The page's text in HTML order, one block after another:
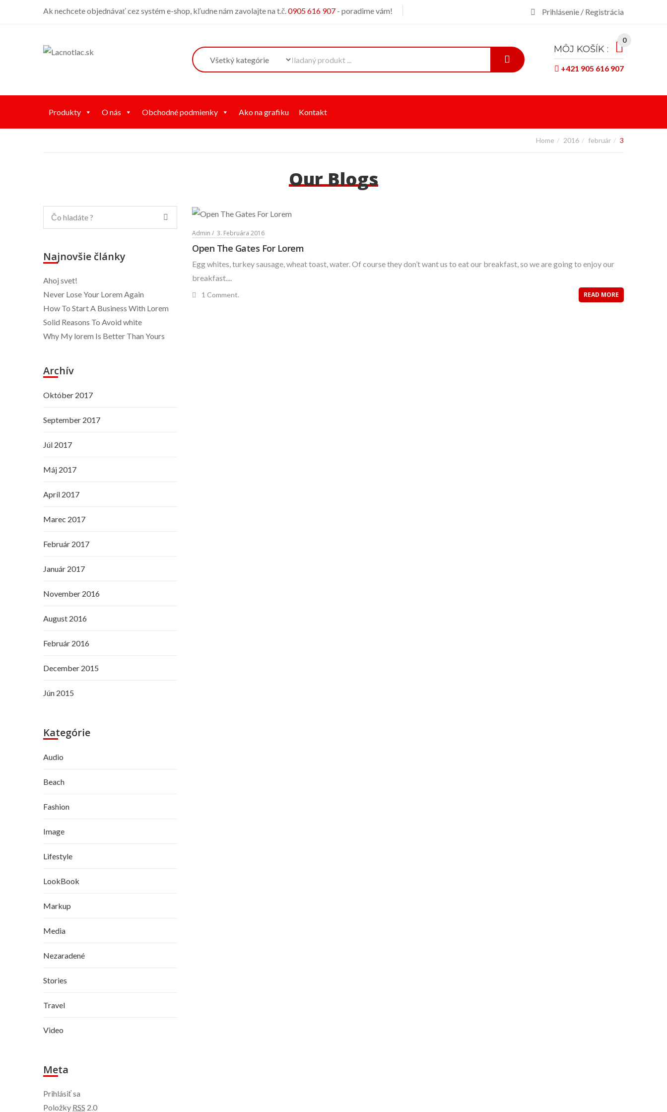
Ak nechcete objednávať cez systém e-shop, kľudne nám zavolajte na t.č.0905 616 907 - poradime vám! Prihlásenie / Registrácia
MÔJ KOŠÍK :
0
+421 905 616 907
Produkty O nás Obchodné podmienky Ako na grafiku Kontakt
Home 2016 február 3
Our Blogs
Admin 3. Februára 2016
Open The Gates For Lorem
Egg whites, turkey sausage, wheat toast, water. Of course they don’t want us to eat our breakfast, so we are going to enjoy our
breakfast....
1 Comment. READ MORE
Najnovšie články
Ahoj svet!
Never Lose Your Lorem Again
How To Start A Business With Lorem
Solid Reasons To Avoid white
Why My lorem Is Better Than Yours
Archív
Október 2017
September 2017
Júl 2017
Máj 2017
Apríl 2017
Marec 2017
Február 2017
Január 2017
November 2016
August 2016
Február 2016
December 2015
Jún 2015
Kategórie
Audio
Beach
Fashion
Image
Lifestyle
LookBook
Markup
Media
Nezaradené
Stories
Travel
Video
Meta
Prihlásiť sa
Položky RSS 2.0